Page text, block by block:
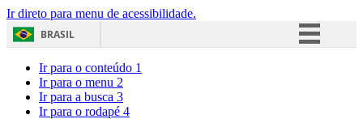
Ir direto para menu de acessibilidade.
BRASIL
Ir para o conteúdo 1
Ir para o menu 2
Ir para a busca 3
Ir para o rodapé 4